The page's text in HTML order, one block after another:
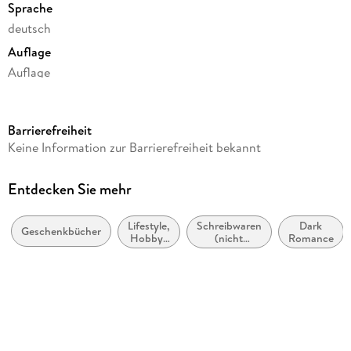
Sprache
deutsch
Auflage
Auflage
Reihe
Verlag/Hersteller
Produktart
Notizbuch
Barrierefreiheit
Keine Information zur Barrierefreiheit bekannt
Entdecken Sie mehr
Geschenkbücher
Lifestyle,
Hobbys
und
Schreibwaren
(nicht
bedruckt)
Dark
Romance